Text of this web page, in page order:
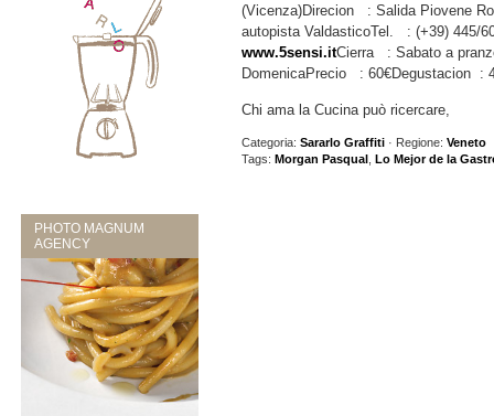
PHOTO MAGNUM
AGENCY
(Vicenza)Direcion : Salida Piovene
autopista ValdasticoTel. : (+39) 445/
www.5sensi.itCierra : Sabato a
DomenicaPrecio : 60€Degustacion :
Chi ama la Cucina può ricercare,
Categoria:Sararlo Graffiti · Regione:Veneto
Tags:Morgan Pasqual ,Lo Mejor de la